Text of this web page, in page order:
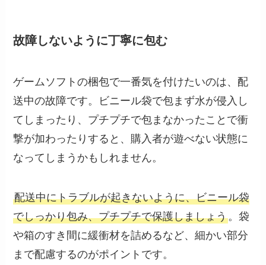
故障しないように丁寧に包む
ゲームソフトの梱包で一番気を付けたいのは、配
送中の故障です。ビニール袋で包まず水が侵入し
てしまったり、プチプチで包まなかったことで衝
撃が加わったりすると、購入者が遊べない状態に
なってしまうかもしれません。
配送中にトラブルが起きないように、ビニール袋
でしっかり包み、プチプチで保護しましょう。袋
や箱のすき間に緩衝材を詰めるなど、細かい部分
まで配慮するのがポイントです。